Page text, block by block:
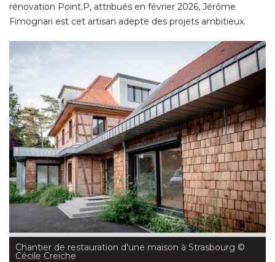
rénovation Point.P, attribués en février 2026, Jérôme
Fimognari est cet artisan adepte des projets ambitieux.
Chantier de restauration d'une maison à Strasbourg ©
Cécile Creiche